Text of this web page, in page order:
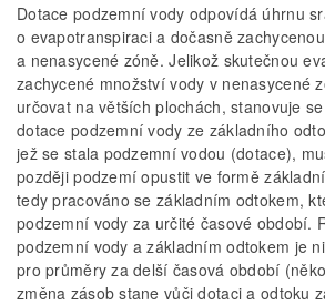
Dotace podzemní vody odpovídá úhrnu
o evapotranspiraci a dočasně
a nenasycené zóně. Jelikož skutečnou
zachycené množství vody v nenasycené
určovat na větších plochách, stanovuje
dotace podzemní vody ze základního
jež se stala podzemní vodou (dotace),
později podzemí opustit ve formě
tedy pracováno se základním odtokem,
podzemní vody za určité časové období.
podzemní vody a základním odtokem je
pro průměry za delší časová období
změna zásob stane vůči dotaci a odtoku